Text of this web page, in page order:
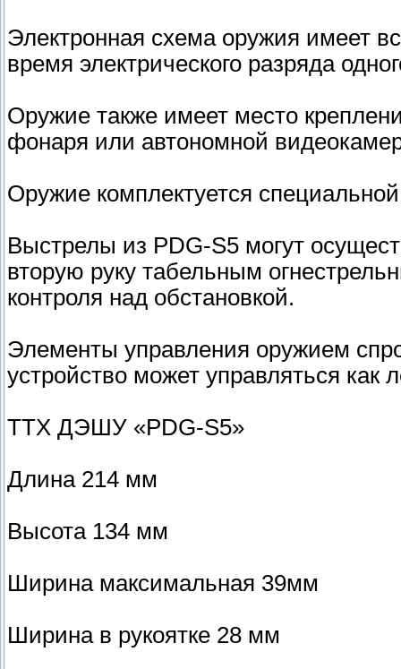
Электронная схема оружия имеет
время электрического разряда
Оружие также имеет место
фонаря или автономной
Оружие комплектуется
Выстрелы из PDG-S5 могут
вторую руку табельным
контроля над обстановкой.
Элементы управления оружием
устройство может управляться как
ТТХ ДЭШУ «PDG-S5»
Длина 214 мм
Высота 134 мм
Ширина максимальная 39мм
Ширина в рукоятке 28 мм